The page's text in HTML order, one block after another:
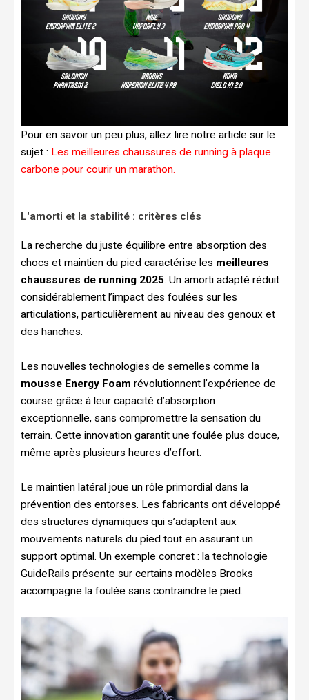
Pour en savoir un peu plus, allez lire notre article sur le
sujet : Les meilleures chaussures de running à plaque
carbone pour courir un marathon.
L'amorti et la stabilité : critères clés
La recherche du juste équilibre entre absorption des
chocs et maintien du pied caractérise les meilleures
chaussures de running 2025. Un amorti adapté réduit
considérablement l’impact des foulées sur les
articulations, particulièrement au niveau des genoux et
des hanches.
Les nouvelles technologies de semelles comme la
mousse Energy Foam révolutionnent l’expérience de
course grâce à leur capacité d’absorption
exceptionnelle, sans compromettre la sensation du
terrain. Cette innovation garantit une foulée plus douce,
même après plusieurs heures d’effort.
Le maintien latéral joue un rôle primordial dans la
prévention des entorses. Les fabricants ont développé
des structures dynamiques qui s’adaptent aux
mouvements naturels du pied tout en assurant un
support optimal. Un exemple concret : la technologie
GuideRails présente sur certains modèles Brooks
accompagne la foulée sans contraindre le pied.